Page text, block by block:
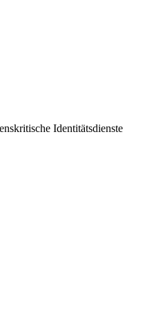
Identitätsdienste